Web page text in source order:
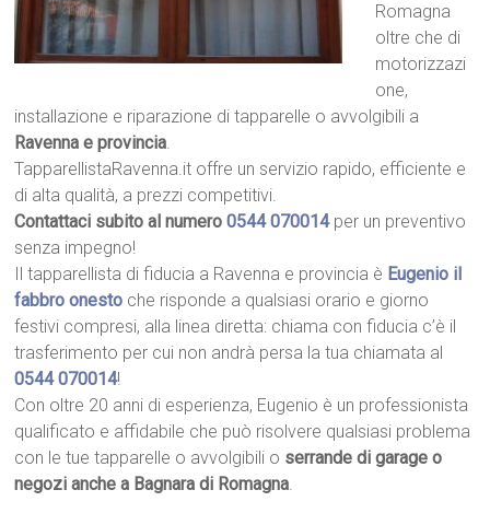
Romagna
oltre che di
motorizzazi
one,
installazione e riparazione di tapparelle o avvolgibili a
Ravenna e provincia.
TapparellistaRavenna.it offre un servizio rapido, efficiente e
di alta qualità, a prezzi competitivi.
Contattaci subito al numero0544 070014per un preventivo
senza impegno!
Il tapparellista di fiducia a Ravenna e provincia è Eugenio il
fabbro onesto che risponde a qualsiasi orario e giorno
festivi compresi, alla linea diretta: chiama con fiducia c’è il
trasferimento per cui non andrà persa la tua chiamata al
0544 070014!
Con oltre 20 anni di esperienza, Eugenio è un professionista
qualificato e affidabile che può risolvere qualsiasi problema
con le tue tapparelle o avvolgibili o serrande di garage o
negozi anche a Bagnara di Romagna.